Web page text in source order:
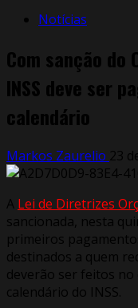
Notícias
Com sanção do
INSS deve ser
calendário
Markos Zaurelio 23
A Lei de Diretrizes
sancionada, nesta
primeiros
destinados a quem
deverão ser feitos no
calendário do INSS.